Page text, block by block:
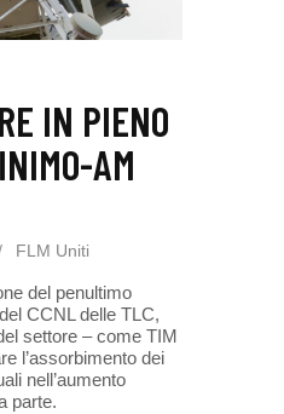
IN PIENO
AM
FLM Uniti
del penultimo
CCNL delle TLC,
settore – come TIM
l’assorbimento dei
nell’aumento
parte.